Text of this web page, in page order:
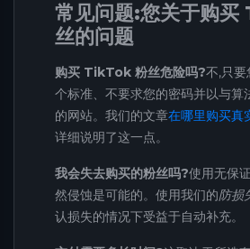
常见问题:您关于购
丝的问题
购买 TikTok 粉丝危险吗?不,只
个标准、不要求您的密码并以与算
的网站。我们的文章在哪里购买真
详细说明了这一点。
我会失去购买的粉丝吗?使用无保
然侵蚀是可能的。使用我们的防损
认损失的情况下受益于自动补充。